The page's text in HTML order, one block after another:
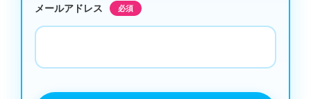
メールアドレス 必須